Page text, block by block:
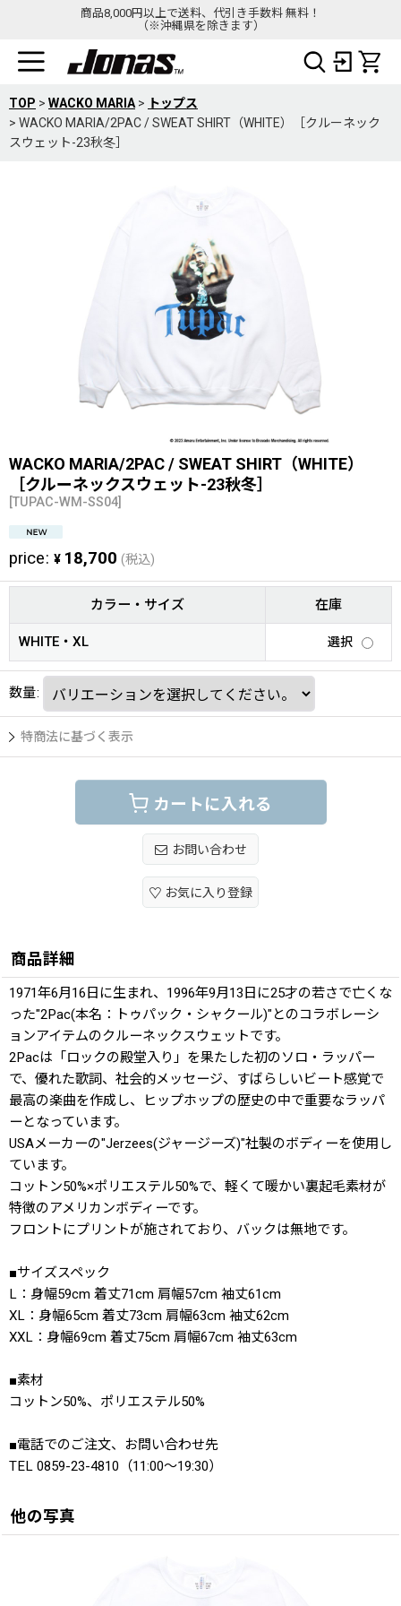
商品8,000円以上で送料、代引き手数料 無料！
（※沖縄県を除きます）
TOP > WACKO MARIA >
トップス
> WACKO MARIA/2PAC / SWEAT SHIRT（WHITE）［クルーネック
スウェット-23秋冬］
WACKO MARIA/2PAC / SWEAT SHIRT（WHITE）
［クルーネックスウェット-23秋冬］
[TUPAC-WM-SS04]
price: ¥ 18,700 (税込)
カラー・サイズ 在庫
WHITE・XL 選択
数量:
特商法に基づく表示
カートに入れる
お問い合わせ
お気に入り登録
商品詳細
1971年6月16日に生まれ、1996年9月13日に25才の若さで亡くな
った"2Pac(本名：トゥパック・シャクール)"とのコラボレーシ
ョンアイテムのクルーネックスウェットです。
2Pacは「ロックの殿堂入り」を果たした初のソロ・ラッパー
で、優れた歌詞、社会的メッセージ、すばらしいビート感覚で
最高の楽曲を作成し、ヒップホップの歴史の中で重要なラッパ
ーとなっています。
USAメーカーの"Jerzees(ジャージーズ)"社製のボディーを使用し
ています。
コットン50%×ポリエステル50%で、軽くて暖かい裏起毛素材が
特徴のアメリカンボディーです。
フロントにプリントが施されており、バックは無地です。
■サイズスペック
L：身幅59cm 着丈71cm 肩幅57cm 袖丈61cm
XL：身幅65cm 着丈73cm 肩幅63cm 袖丈62cm
XXL：身幅69cm 着丈75cm 肩幅67cm 袖丈63cm
■素材
コットン50%、ポリエステル50%
■電話でのご注文、お問い合わせ先
TEL 0859-23-4810（11:00〜19:30）
他の写真